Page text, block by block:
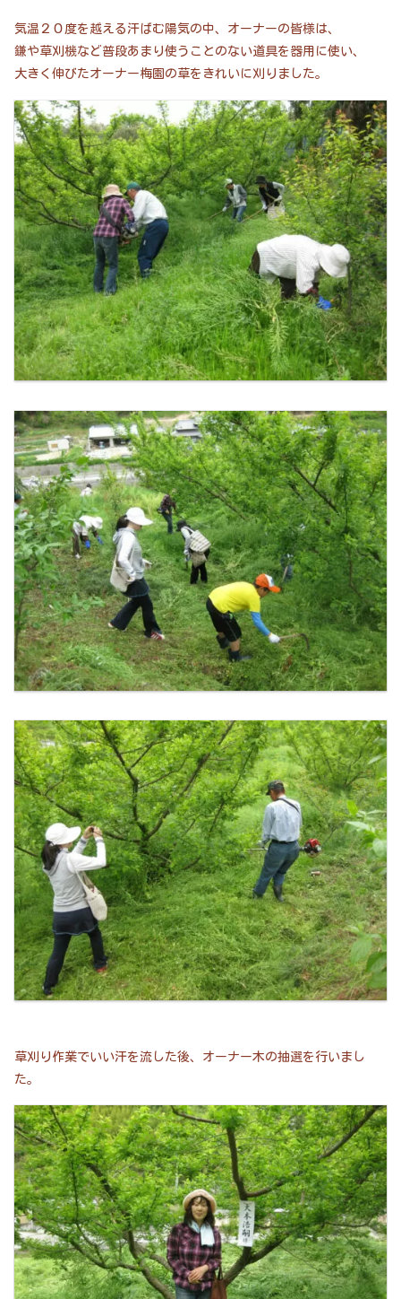
気温２０度を越える汗ばむ陽気の中、オーナーの皆様は、
鎌や草刈機など普段あまり使うことのない道具を器用に使い、
大きく伸びたオーナー梅園の草をきれいに刈りました。
草刈り作業でいい汗を流した後、オーナー木の抽選を行いまし
た。